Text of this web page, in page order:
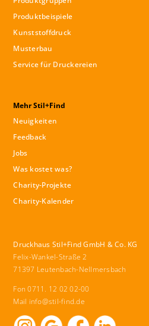
Produktbeispiele
Kunststoffdruck
Musterbau
Service für Druckereien
Mehr Stil+Find
Neuigkeiten
Feedback
Jobs
Was kostet was?
Charity-Projekte
Charity-Kalender
Druckhaus Stil+Find GmbH & Co. KG
Felix-Wankel-Straße 2
71397 Leutenbach-Nellmersbach
Fon 0711. 12 02 02-00
Mail info@stil-find.de